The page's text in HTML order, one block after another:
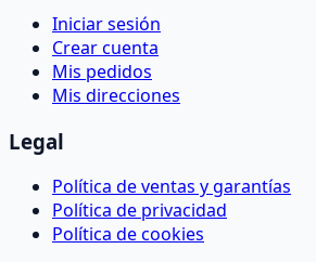
Iniciar sesión
Crear cuenta
Mis pedidos
Mis direcciones
Legal
Política de ventas y garantías
Política de privacidad
Política de cookies